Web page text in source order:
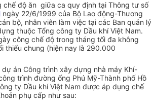
chế độ ăn giữa ca quy định tại Thông tư số
ngày 22/6/1999 của Bộ Lao động-Thương
bộ, nhân viên làm việc tại các Ban quản lý
thuộc Tổng công ty Dầu khí Việt Nam.
công chế độ trong tháng tối đa không
thiểu chung (hiện nay là 290.000
án Công trình xây dựng nhà máy Khí-
trình đường ống Phú Mỹ-Thành phố Hồ
ty Dầu khí Việt Nam được áp dụng chế
phụ cấp như sau: